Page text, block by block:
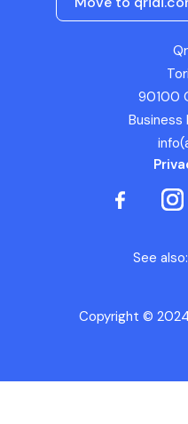
90100
Business
See also:
Copyright ©